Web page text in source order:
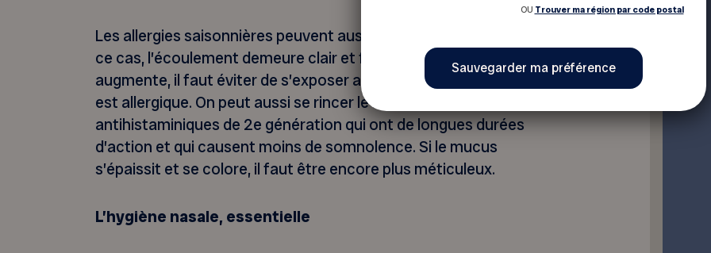
Les allergies saisonnières peuvent aussi causer la sinusite; dans
ce cas, l’écoulement demeure clair et fluide. Si la congestion
augmente, il faut éviter de s’exposer aux particules auxquelles on
est allergique. On peut aussi se rincer le nez et prendre des
antihistaminiques de 2e génération qui ont de longues durées
d’action et qui causent moins de somnolence. Si le mucus
s’épaissit et se colore, il faut être encore plus méticuleux.
L’hygiène nasale, essentielle
OU Trouver ma région par code postal